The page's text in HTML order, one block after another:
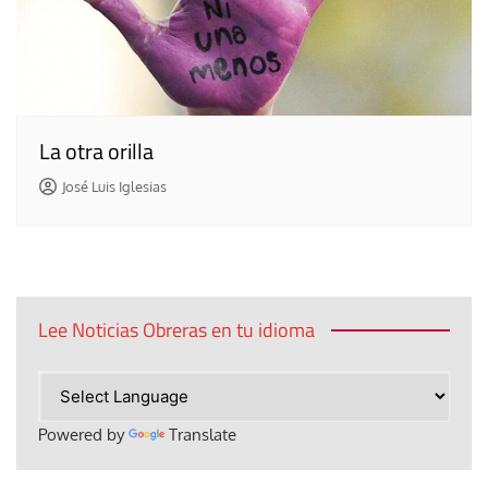
La otra orilla
José Luis Iglesias
Lee Noticias Obreras en tu idioma
Powered by Translate